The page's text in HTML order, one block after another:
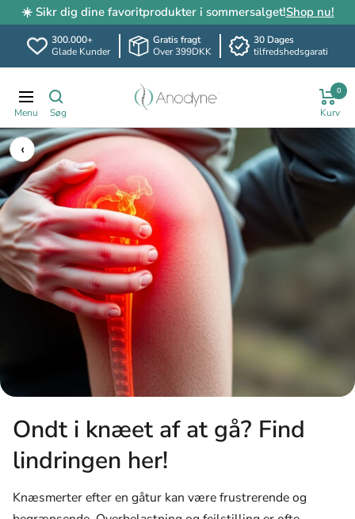
☀️ Sikr dig dine favoritprodukter i sommersalget!Shop nu!
300.000+
Glade Kunder
Gratis fragt
Over 399DKK
30 Dages
tilfredshedsgarati
indhold
Translation
missing:
da.header.general.navigation
Anodyne.dk 0
‹
Ondt i knæet af at gå? Find
lindringen her!
Knæsmerter efter en gåtur kan være frustrerende og